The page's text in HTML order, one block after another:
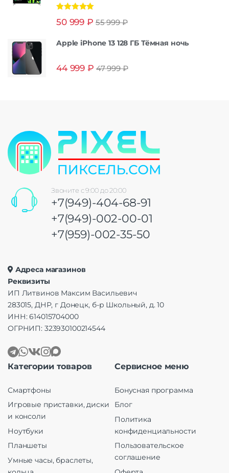
из 5
50 999 ₽ 55 999₽
Apple iPhone 13 128 ГБ Тёмная ночь
44 999 ₽ 47 999₽
Звоните с 9:00 до 20:00
+7(949)-404-68-91
+7(949)-002-00-01
+7(959)-002-35-50
Адреса магазинов
Реквизиты
ИП Литвинов Максим Васильевич
283015, ДНР, г Донецк, б-р Школьный, д. 10
ИНН: 614015704000
ОГРНИП: 323930100214544
Категории товаров
Смартфоны
Игровые приставки, диски
и консоли
Ноутбуки
Планшеты
Умные часы, браслеты,
Сервисное меню
Бонусная программа
Блог
Политика
конфиденциальности
Пользовательское
соглашение